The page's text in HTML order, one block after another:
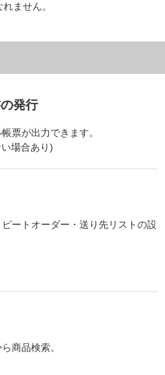
ません。
発行
票が出力できます。
場合あり)
ートオーダー・送り先リストの設
商品検索。